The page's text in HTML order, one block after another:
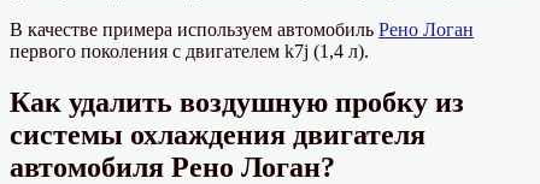
В качестве примера используем автомобиль Рено Логан
первого поколения с двигателем k7j (1,4 л).
Как удалить воздушную пробку из
системы охлаждения двигателя
автомобиля Рено Логан?